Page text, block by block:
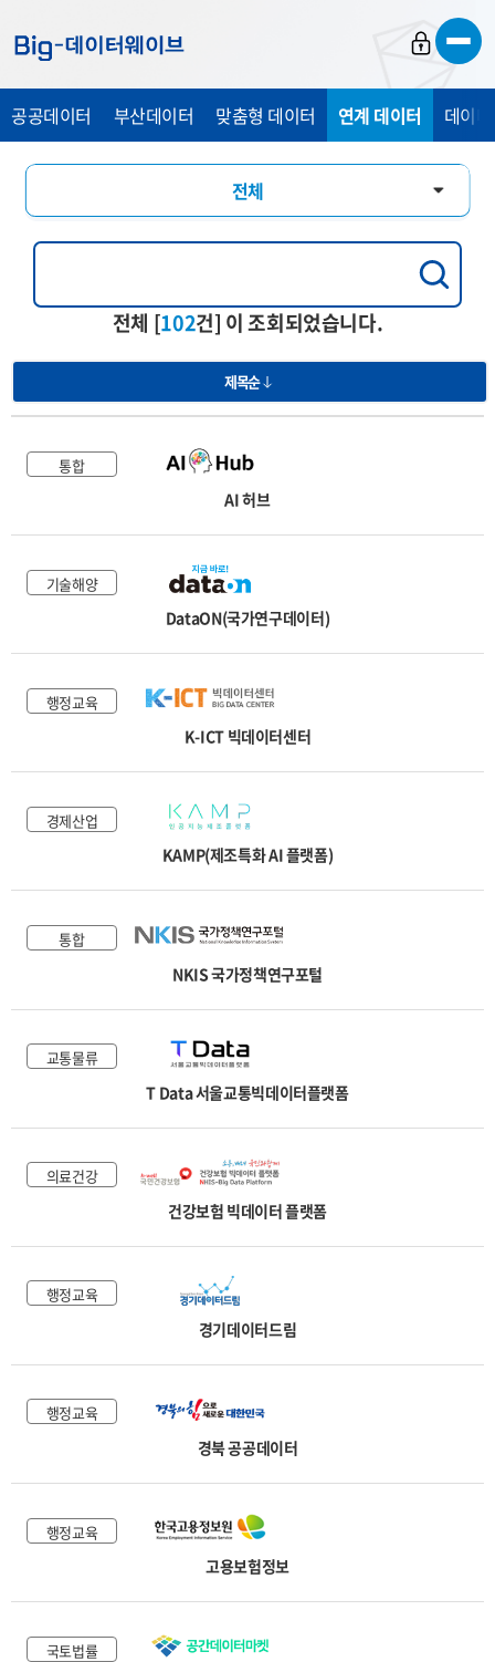
가
가
가
공공데이터 부산데이터 맞춤형 데이터 연계 데이터 데이
전체
통합
관광복지
의료건강
교통물류
환경안전
기술해양
전체 [102건] 이 조회되었습니다.
제목순
통합
AI 허브
기술해양
DataON(국가연구데이터)
행정교육
K-ICT 빅데이터센터
경제산업
KAMP(제조특화 AI 플랫폼)
통합
NKIS 국가정책연구포털
교통물류
T Data 서울교통빅데이터플랫폼
의료건강
건강보험 빅데이터 플랫폼
행정교육
경기데이터드림
행정교육
경북 공공데이터
행정교육
고용보험정보
국토법률